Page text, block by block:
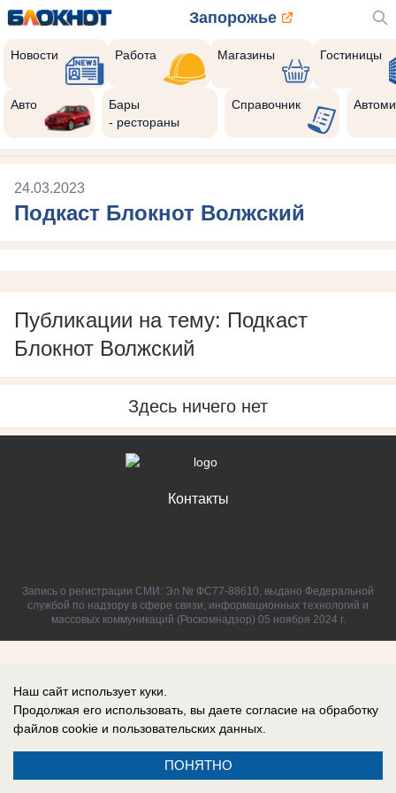
Запорожье
Новости Работа Магазины Гостиницы
Авто
Бары
- рестораны
Справочник
24.03.2023
Подкаст Блокнот Волжский
Публикации на тему: Подкаст
Блокнот Волжский
Здесь ничего нет
Контакты
Запись о регистрации СМИ: Эл № ФС77-88610, выдано Федеральной
службой по надзору в сфере связи, информационных технологий и
массовых коммуникаций (Роскомнадзор) 05 ноября 2024 г.
Наш сайт использует куки.
Продолжая его использовать, вы даете согласие на обработку
файлов cookie и пользовательских данных.
ПОНЯТНО